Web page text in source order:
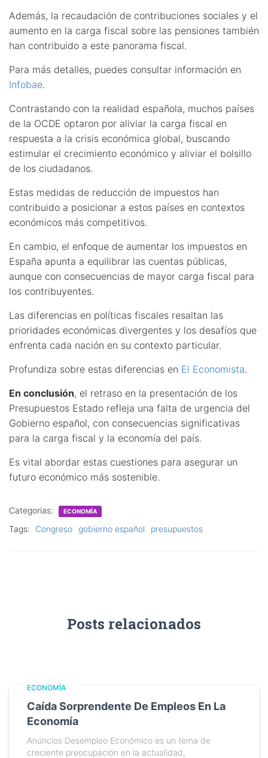
Además, la recaudación de contribuciones sociales y el
aumento en la carga fiscal sobre las pensiones también
han contribuido a este panorama fiscal.
Para más detalles, puedes consultar información en
Infobae.
Contrastando con la realidad española, muchos países
de la OCDE optaron por aliviar la carga fiscal en
respuesta a la crisis económica global, buscando
estimular el crecimiento económico y aliviar el bolsillo
de los ciudadanos.
Estas medidas de reducción de impuestos han
contribuido a posicionar a estos países en contextos
económicos más competitivos.
En cambio, el enfoque de aumentar los impuestos en
España apunta a equilibrar las cuentas públicas,
aunque con consecuencias de mayor carga fiscal para
los contribuyentes.
Las diferencias en políticas fiscales resaltan las
prioridades económicas divergentes y los desafíos que
enfrenta cada nación en su contexto particular.
Profundiza sobre estas diferencias en El Economista.
En conclusión, el retraso en la presentación de los
Presupuestos Estado refleja una falta de urgencia del
Gobierno español, con consecuencias significativas
para la carga fiscal y la economía del país.
Es vital abordar estas cuestiones para asegurar un
futuro económico más sostenible.
Categorias: ECONOMÍA
Tags: Congreso gobierno español presupuestos
Posts relacionados
ECONOMÍA
Caída Sorprendente De Empleos En La
Economía
Anúncios Desempleo Económico es un tema de
creciente preocupación en la actualidad,